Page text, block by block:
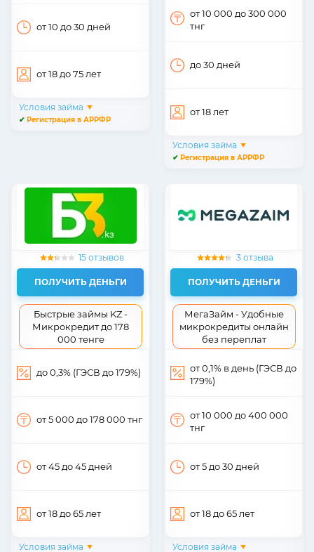
от 10 до 30 дней
от 18до 75лет
Условия займа
✔ Регистрация в АРРФР
от 10 000 до 300 000
тнг
до 30 дней
от 18лет
Условия займа
✔ Регистрация в АРРФР
15 отзывов
ПОЛУЧИТЬ ДЕНЬГИ
Быстрые займы KZ -
Микрокредит до 178
000 тенге
до 0,3% (ГЭСВ до 179%)
от 5 000 до 178 000 тнг
от 45до 45дней
от 18до 65лет
Условия займа
3 отзыва
ПОЛУЧИТЬ ДЕНЬГИ
МегаЗайм - Удобные
микрокредиты онлайн
без переплат
от 0,1% в день (ГЭСВ до
179%)
от 10 000 до 400 000
тнг
от 5до 30 дней
от 18до 65лет
Условия займа